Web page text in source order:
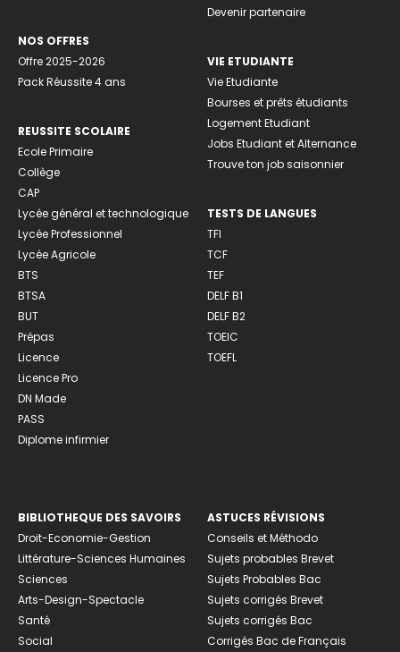
NOS OFFRES
Offre 2025-2026
Pack Réussite 4 ans
REUSSITE SCOLAIRE
Ecole Primaire
Collège
CAP
Lycée général et technologique
Lycée Professionnel
Lycée Agricole
BTS
BTSA
BUT
Prépas
Licence
Licence Pro
DN Made
PASS
Diplome infirmier
Devenir partenaire
VIE ETUDIANTE
Vie Etudiante
Bourses et prêts étudiants
Logement Etudiant
Jobs Etudiant et Alternance
Trouve ton job saisonnier
TESTS DE LANGUES
TFI
TCF
TEF
DELF B1
DELF B2
TOEIC
TOEFL
BIBLIOTHEQUE DES SAVOIRS
Droit-Economie-Gestion
Littérature-Sciences Humaines
Sciences
Arts-Design-Spectacle
Santé
Social
ASTUCES RÉVISIONS
Conseils et Méthodo
Sujets probables Brevet
Sujets Probables Bac
Sujets corrigés Brevet
Sujets corrigés Bac
Corrigés Bac de Français